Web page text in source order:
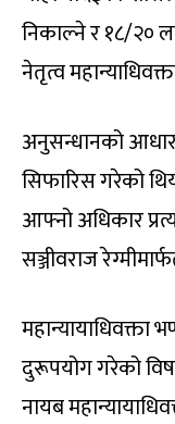
निकाल्ने र १८/२०
नेतृत्व
अनुसन्धानको
सिफारिस गरेको
आफ्नो अधिकार
सञ्जीवराज
महान्यायाधिवक्ता
दुरूपयोग गरेको
नायब